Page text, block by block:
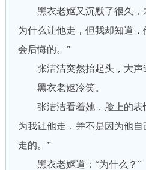
黑衣老妪又沉默了很久，
为什么让他走，但我却知道
会后悔的。”
张洁洁突然抬起头，大声
黑衣老妪冷笑。
张洁洁看着她，脸上的表
为我让他走，并不是因为他
走的。”
黑衣老妪道：“为什么？”